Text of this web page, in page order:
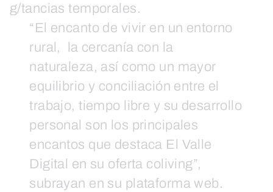
g/tancias temporales.
“El encanto de vivir en un entorno
rural, la cercanía con la
naturaleza, así como un mayor
equilibrio y conciliación entre el
trabajo, tiempo libre y su desarrollo
personal son los principales
encantos que destaca El Valle
Digital en su oferta coliving”,
subrayan en su plataforma web.